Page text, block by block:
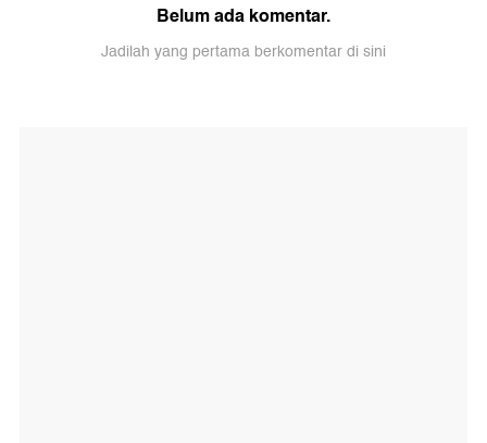
Belum ada komentar.
Jadilah yang pertama berkomentar di sini